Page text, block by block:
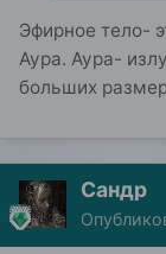
Эфирное тело-
Аура. Аура-
больших
Сандр